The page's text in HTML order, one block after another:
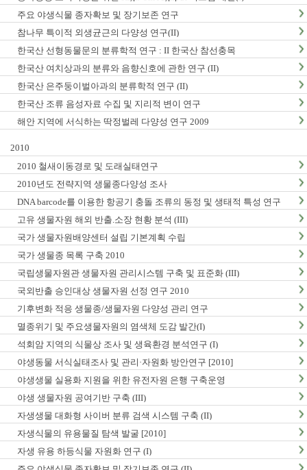
주요 야생식물 종자확보 및 장기보존 연구
참나무 특이적 외생균근의 다양성 연구(II)
한국산 선형동물문의 분류학적 연구 : II 한국산 참선충목
한국산 여치상과의 분류와 음향신호에 관한 연구 (II)
한국산 은주둥이벌아과의 분류학적 연구 (II)
한국산 조류 음성자료 수집 및 지리적 변이 연구
해안 지역에 서식하는 딱정벌레 다양성 연구 2009
2010
2010 철새이동경로 및 도래실태연구
2010년도 전략지역 생물종다양성 조사
DNA barcode를 이용한 항공기 충돌 조류의 동정 및 생태적 특성 연구
고유 생물자원 해외 반출.소장 현황 분석 (III)
국가 생물자원배양센터 설립 기본계획 수립
국가 생물종 목록 구축 2010
국립생물자원관 생물자원 관리시스템 구축 및 표준화 (III)
국외반출 승인대상 생물자원 선정 연구 2010
기후변화 적응 생물종/생물자원 다양성 관리 연구
멸종위기 및 주요생물자원의 염색체 도감 발간(I)
석회암 지역의 식물상 조사 및 생육환경 분석연구 (I)
야생동물 서식실태조사 및 관리·자원화 방안연구 [2010]
야생생물 실용화 지원을 위한 유전자원 은행 구축운영
야생 생물자원 공여기반 구축 (III)
자생생물 대화형 사이버 분류 검색 시스템 구축 (II)
자생식물의 유용물질 탐색 발굴 [2010]
자생 유용 하등식물 자원화 연구 (I)